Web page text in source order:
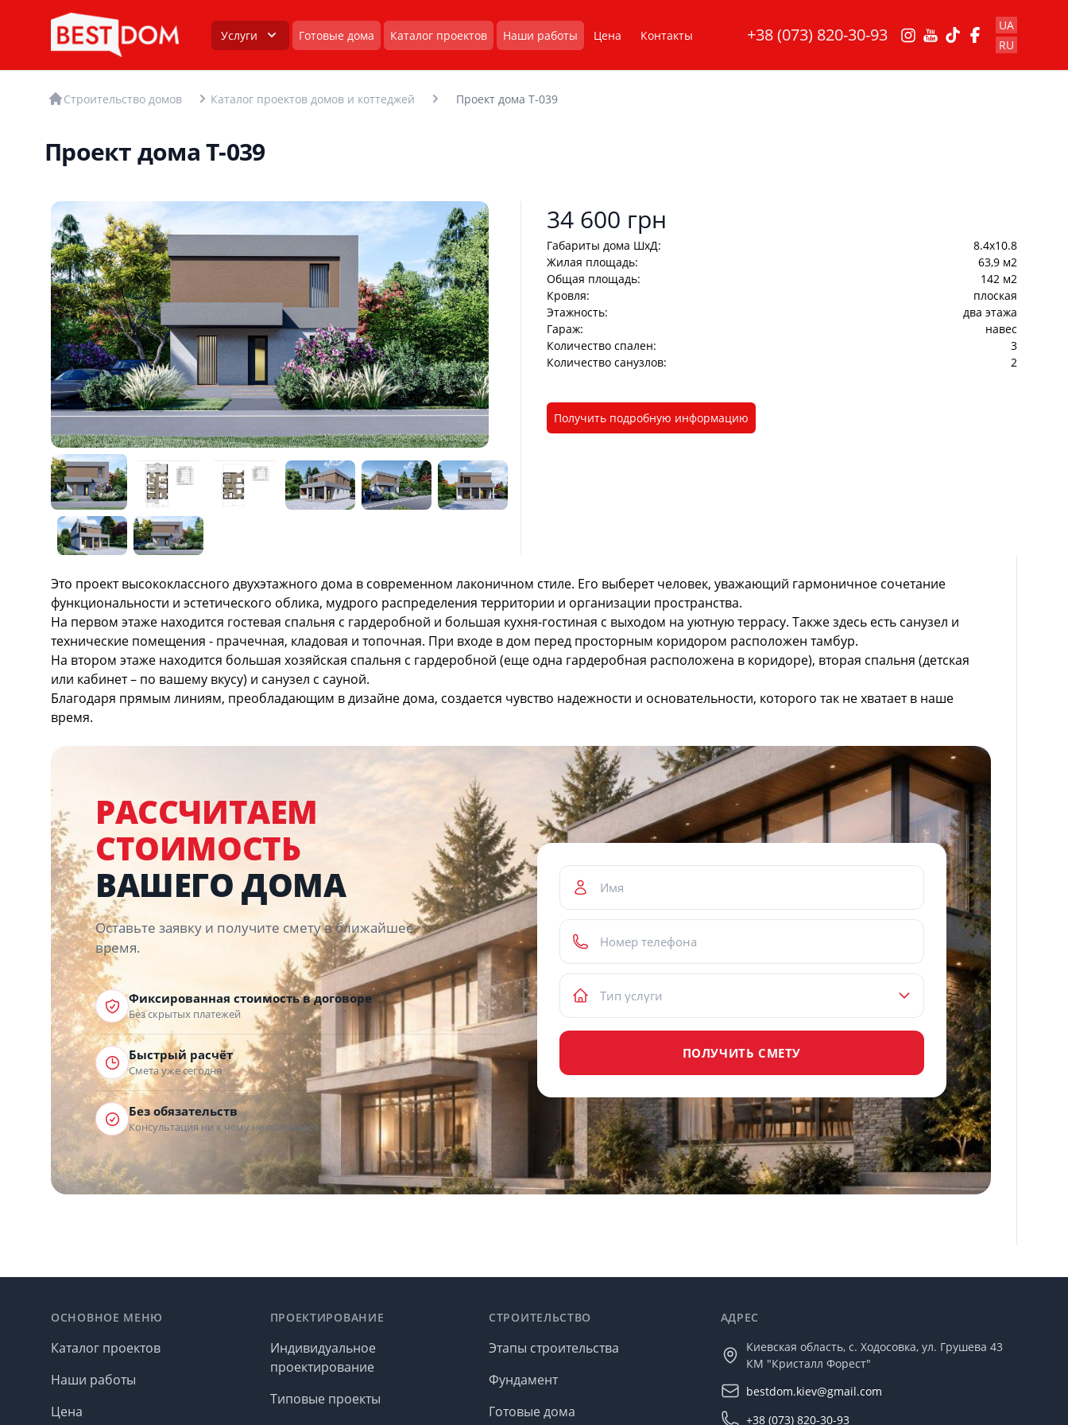
Услуги Готовые дома Каталог проектов Наши работы Цена Контакты +38 (073) 820-30-93
UA
RU
Строительство домов Каталог проектов домов и коттеджей Проект дома T-039
Проект дома T-039
Product information
34 600 грн
Габариты дома ШхД:
8.4x10.8
Жилая площадь:
63,9 м2
Общая площадь:
142 м2
Кровля:
плоская
Этажность:
два этажа
Гараж:
навес
Количество спален:
3
Количество санузлов:
2
Получить подробную информацию
Description
Это проект высококлассного двухэтажного дома в современном лаконичном стиле. Его выберет человек, уважающий гармоничное сочетание
функциональности и эстетического облика, мудрого распределения территории и организации пространства.
На первом этаже находится гостевая спальня с гардеробной и большая кухня-гостиная с выходом на уютную террасу. Также здесь есть санузел и
технические помещения - прачечная, кладовая и топочная. При входе в дом перед просторным коридором расположен тамбур.
На втором этаже находится большая хозяйская спальня с гардеробной (еще одна гардеробная расположена в коридоре), вторая спальня (детская
или кабинет – по вашему вкусу) и санузел с сауной.
Благодаря прямым линиям, преобладающим в дизайне дома, создается чувство надежности и основательности, которого так не хватает в наше
время.
РАССЧИТАЕМ
СТОИМОСТЬ
ВАШЕГО ДОМА
Оставьте заявку и получите смету в ближайшее
время.
ПОЛУЧИТЬ СМЕТУ
Фиксированная стоимость в договоре
Без скрытых платежей
Быстрый расчёт
Смета уже сегодня
Без обязательств
Консультация ни к чему не обязывает
ОСНОВНОЕ МЕНЮ
Каталог проектов
Наши работы
Цена
ПРОЕКТИРОВАНИЕ
Индивидуальное
проектирование
Типовые проекты
СТРОИТЕЛЬСТВО
Этапы строительства
Фундамент
Готовые дома
АДРЕС
Киевская область, с. Ходосовка, ул. Грушева 43
КМ "Кристалл Форест"
bestdom.kiev@gmail.com
+38 (073) 820-30-93